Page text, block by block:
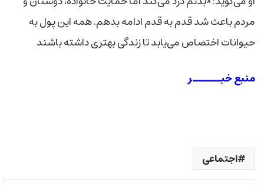
مردم باعث شد قدم به قدم ادامه بدهم. همه این پول به
حیوانات اختصاص می‌یابد تا زندگی بهتری داشته باشند
منبع خبــــــر
اجتماعی